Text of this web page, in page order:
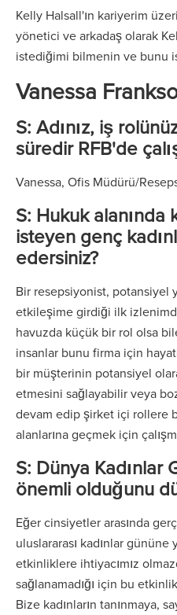
Kelly Halsall'ın kariyerim
yönetici ve arkadaş olarak
istediğimi bilmenin ve bunu
Vanessa
S: Adınız, iş
süredir RFB'de
Vanessa, Ofis Müdürü/
S: Hukuk alanında
isteyen genç
edersiniz?
Bir resepsiyonist,
etkileşime girdiği ilk
havuzda küçük bir rol olsa
insanlar bunu firma için
bir müşterinin potansiyel
etmesini sağlayabilir veya
devam edip şirket içi rollere
alanlarına geçmek için
S: Dünya Kadınlar
önemli olduğunu
Eğer cinsiyetler arasında
uluslararası kadınlar gününe
etkinliklere ihtiyacımız
sağlanamadığı için bu
Bize kadınların tanınmaya,